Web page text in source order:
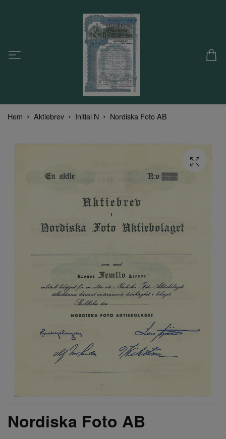
Hem Aktiebrev Initial N Nordiska Foto AB
Nordiska Foto AB